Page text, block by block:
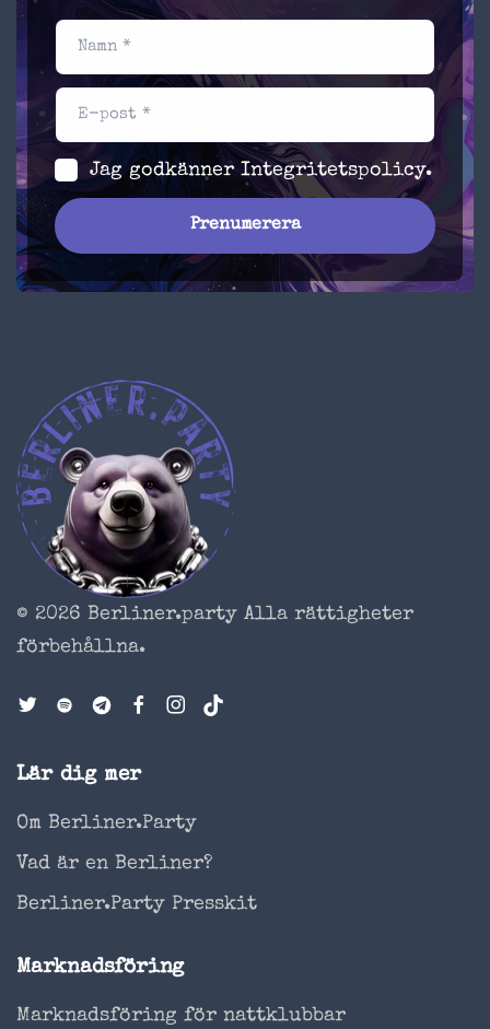
Namn *
E-post *
Jag godkänner Integritetspolicy.
© 2026 Berliner.party Alla rättigheter
förbehållna.
Lär dig mer
Om Berliner.Party
Vad är en Berliner?
Berliner.Party Presskit
Marknadsföring
Marknadsföring för nattklubbar